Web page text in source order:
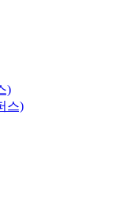
)
스)